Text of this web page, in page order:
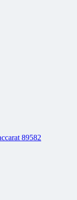
89582